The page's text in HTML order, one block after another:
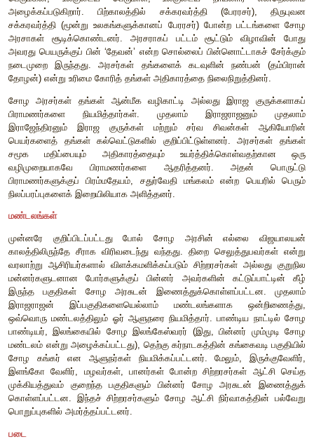
மீது மிகத் தீவிரமான ஒரு படையெடுப்பை
படைகளைக் கோதாவரி ஆறு வரை அவரே
கோதாவரியைக் கடந்த பிறகு படைக்குத் தலைமையைத்
ஒப்படைத்தார். அத்தளபதியின் தலைமையில்
முதலாம் இராஜேந்திரனுக்கு வட இந்தியாவில் கிடைத்த
தமிழர்களின் கடல் வழிச் சாதனைகள் சோழர் காலத்தில்
சோழர் சோழ மண்டலக் கடற்கரையோடு, மலபார்
கட்டுப்பாட்டின் கீழ் வைத்திருந்தனர். வங்காள விரிகுடாப்
செல்வாக்குச் சில பத்தாண்டு காலத்திற்கு நீடித்தது.
ஸ்ரீவிஜயா (தெற்கு சுமத்ரா) மீது தாக்குதல்
ஆசியாவில் 700க்கும் 1300க்கும் இடையே செழித்து
ஸ்ரீவிஜயாவும் ஒன்றாகும். இது வலிமையான கடற்படை
வணிகத்தில் சிறந்ததாகவும் இருந்தது. இதே போன்று
ஆட்சியின் கீழ் இருந்த கெடாவும் (கடாரம்)
தோற்கடிக்கப்பட்டது. எனவே, இராஜேந்திரனுக்கு ‘கடாரம்
பட்டம் சூட்டப்பட்டது.
மேலைச் சாளுக்கிய அரசின் மீது 1003இல் முதலாம்
போரும் 1009இல் முதலாம் இராஜேந்திரன் தொடுத்த
வெற்றியைத் தந்தன. சாளுக்கியரின் தலைநகரான
இராஜேந்திரன் தன் மகனை அனுப்பினார். அங்கிருந்து
துவாரபாலகர் (வாயிற்காப்போன்) சிலையைக்
கோவிலில் இன்றும் காணலாம். இராஜேந்திரன் முடிகொண்ட
கொண்டான், கடாரம் கொண்டான், பண்டித சோழன்
சூடிக்கொண்டார்.